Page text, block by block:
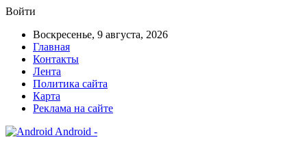
Войти
Воскресенье, 9 августа, 2026
Главная
Контакты
Лента
Политика сайта
Карта
Реклама на сайте
Android -